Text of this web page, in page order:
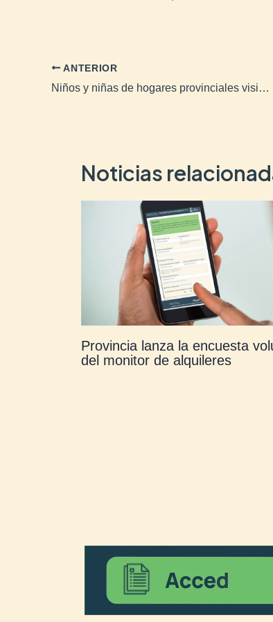
ANTERIOR
Niños y niñas de hogares provinciales visitaron muestra interactiva de Van Gogh
Noticias
Provincia lanza la encuesta
del monitor de alquileres